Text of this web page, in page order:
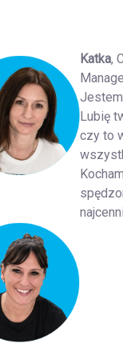
Katka,
Lubię
czy to